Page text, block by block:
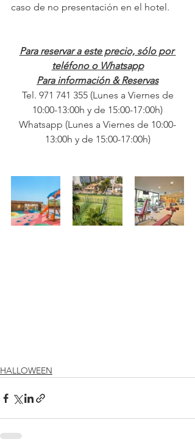
caso de no presentación en el hotel.
Para reservar a este precio, sólo por
teléfono o Whatsapp
Para información & Reservas
10:00-13:00h y de 15:00-17:00h)
Whatsapp (Lunes a Viernes de 10:00-
13:00h y de 15:00-17:00h)
HALLOWEEN